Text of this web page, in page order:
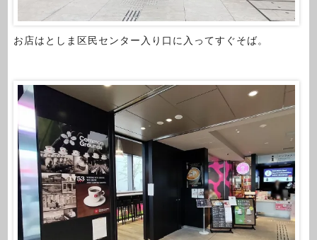
お店はとしま区民センター入り口に入ってすぐそば。